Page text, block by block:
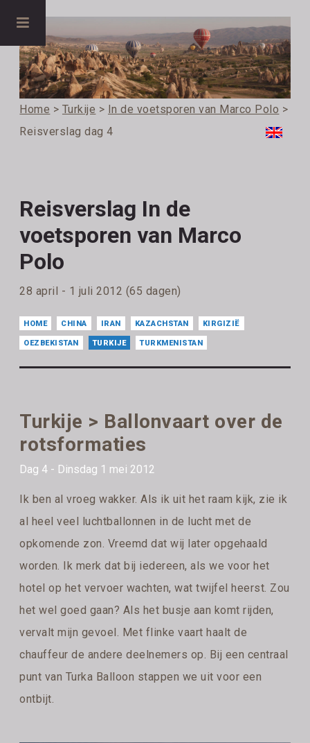
Home > Turkije > In de voetsporen van Marco Polo >
Reisverslag dag 4
Reisverslag In de
voetsporen van Marco
Polo
28 april - 1 juli 2012 (65 dagen)
HOME CHINA IRAN KAZACHSTAN KIRGIZIË
OEZBEKISTAN TURKIJE TURKMENISTAN
Turkije > Ballonvaart over de
rotsformaties
Dag 4 - Dinsdag 1 mei 2012
Ik ben al vroeg wakker. Als ik uit het raam kijk, zie ik
al heel veel luchtballonnen in de lucht met de
opkomende zon. Vreemd dat wij later opgehaald
worden. Ik merk dat bij iedereen, als we voor het
hotel op het vervoer wachten, wat twijfel heerst. Zou
het wel goed gaan? Als het busje aan komt rijden,
vervalt mijn gevoel. Met flinke vaart haalt de
chauffeur de andere deelnemers op. Bij een centraal
punt van Turka Balloon stappen we uit voor een
ontbijt.